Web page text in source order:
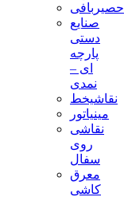
حصیربافی
صنایع
دستی
پارچه
ای –
نمدی
نقاشیخط
مینیاتور
نقاشی
روی
سفال
معرق
کاشی